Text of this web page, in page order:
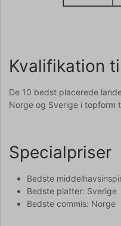
Kvalifikation
De 10 bedst placerede
Norge og Sverige i topform
Specialpriser
Bedste
Bedste platter: Sverige
Bedste commis: Norge